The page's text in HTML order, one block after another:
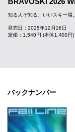
知る人ぞ知る、いいスキー場
発売日：2025年12月16日
定価：1,540円 (本体1,400円)
バックナンバー